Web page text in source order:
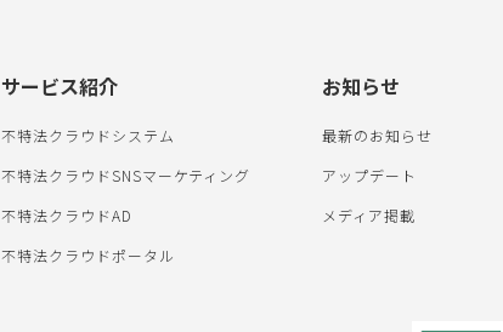
サービス紹介
不特法クラウドシステム
不特法クラウドSNSマーケティング
不特法クラウドAD
不特法クラウドポータル
お知らせ
最新のお知らせ
アップデート
メディア掲載